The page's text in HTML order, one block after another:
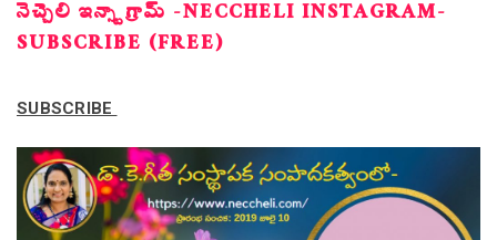
నెచ్చెలి ఇన్స్టాగ్రామ్ -NECCHELI INSTAGRAM-
SUBSCRIBE (FREE)
SUBSCRIBE